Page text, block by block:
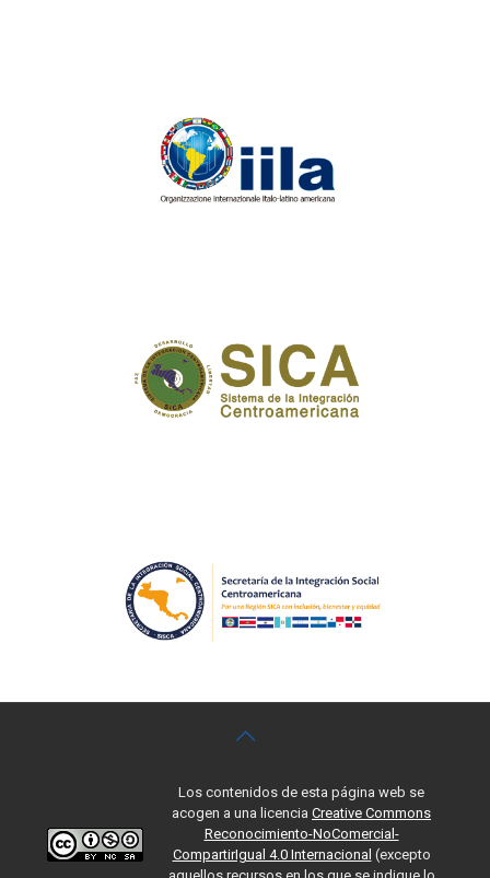
Los contenidos de esta página web se
acogen a una licencia Creative Commons
Reconocimiento-NoComercial-
CompartirIgual 4.0 Internacional (excepto